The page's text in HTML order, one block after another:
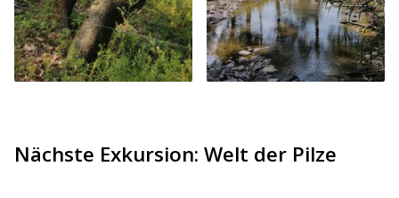
Nächste Exkursion: Welt der Pilze